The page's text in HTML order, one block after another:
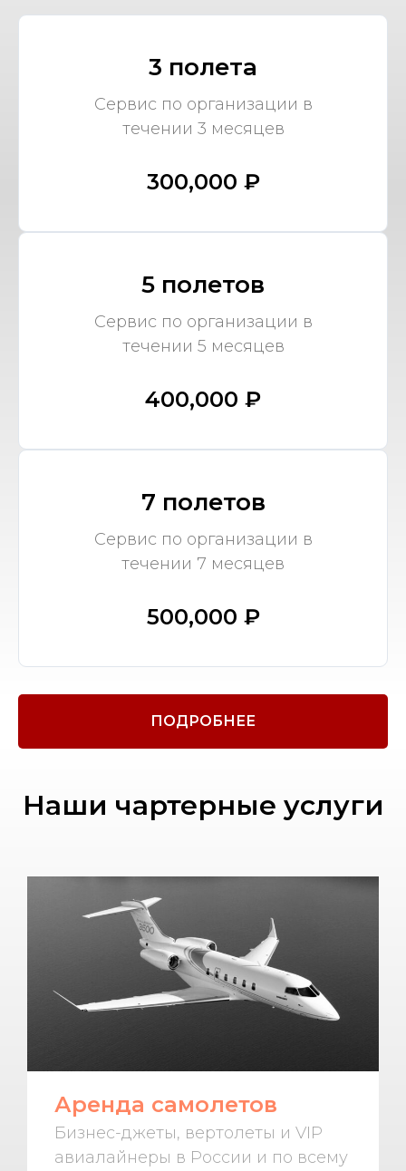
3 полета
Сервис по организации в
течении 3 месяцев
300,000 ₽
5 полетов
Сервис по организации в
течении 5 месяцев
400,000 ₽
7 полетов
Сервис по организации в
течении 7 месяцев
500,000 ₽
ПОДРОБНЕЕ
Наши чартерные услуги
Аренда самолетов
Бизнес-джеты, вертолеты и VIP
авиалайнеры в России и по всему